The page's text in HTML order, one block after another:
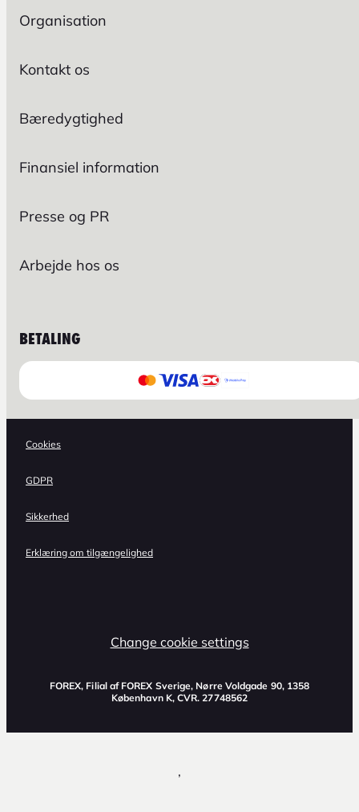
Organisation
Kontakt os
Bæredygtighed
Finansiel information
Presse og PR
Arbejde hos os
BETALING
Cookies
GDPR
Sikkerhed
Erklæring om tilgængelighed
Change cookie settings
FOREX, Filial af FOREX Sverige, Nørre Voldgade 90, 1358
København K, CVR. 27748562
,